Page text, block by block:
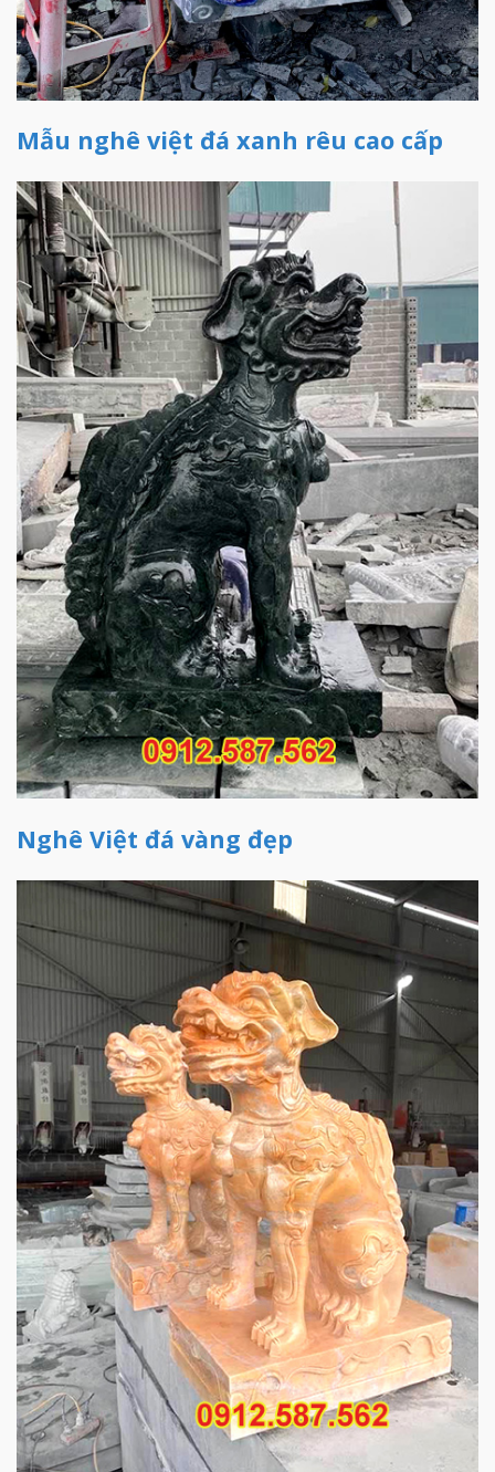
Mẫu nghê việt đá xanh rêu cao cấp
Nghê Việt đá vàng đẹp